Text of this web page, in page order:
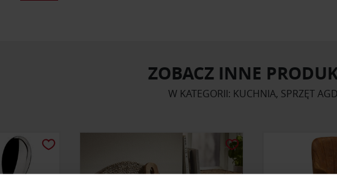
ZOBACZ INNE
W KATEGORII: KUCHNIA, SPRZĘT AGD